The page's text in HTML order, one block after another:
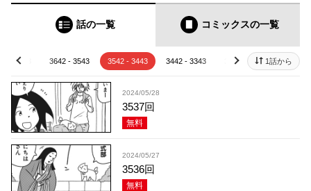
話の一覧 コミックスの一覧
- 3643 3642 - 3543 3542 - 3443 3442 - 3343 3342 - 3243 3242 -
prev next 1話から
2024/05/28
3537回
無料
2024/05/27
3536回
無料